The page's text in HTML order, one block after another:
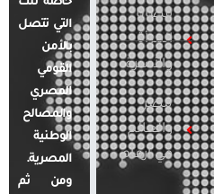
قضايا
المرأة
والأسرة
مصر
والعالم
في أرقام
التي تتصل
بالأمن
القومي
المصري
والمصالح
الوطنية
المصرية.
ومن ثم